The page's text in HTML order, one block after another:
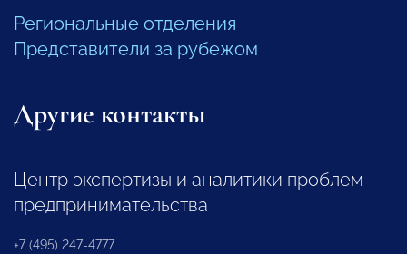
Региональные отделения
Представители за рубежом
Другие контакты
Центр экспертизы и аналитики проблем
предпринимательства
+7 (495) 247-4777